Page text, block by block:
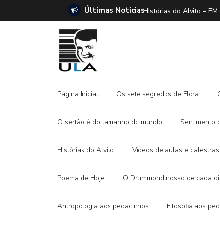
Últimas Notícias
Histórias do Alvito – EM BUSCA DA
Página Inicial Os sete segredos de Flora
O sertão é do tamanho do mundo Sentimento
Histórias do Alvito Vídeos de aulas e palestras
Poema de Hoje O Drummond nosso de cada
Antropologia aos pedacinhos Filosofia aos